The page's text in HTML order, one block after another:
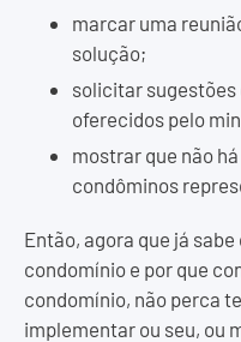
marcar uma
solução;
solicitar sugestões
oferecidos pelo
mostrar que não
condôminos
Então, agora que já
condomínio e por que
condomínio, não perca
implementar ou seu, ou